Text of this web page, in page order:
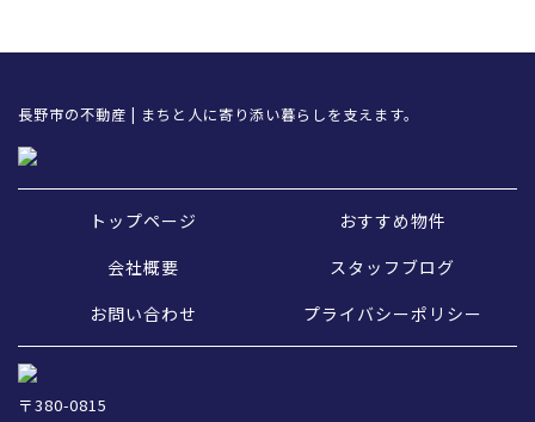
長野市の不動産 | まちと人に寄り添い暮らしを支えます。
トップページ
おすすめ物件
会社概要
スタッフブログ
お問い合わせ
プライバシーポリシー
〒380-0815